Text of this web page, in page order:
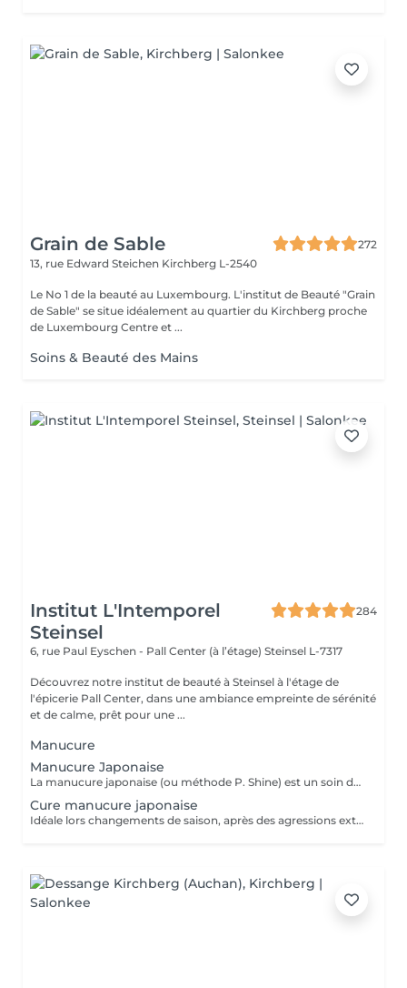
Grain de Sable
272
13, rue Edward Steichen Kirchberg L-2540
Le No 1 de la beauté au Luxembourg. L'institut de Beauté "Grain
de Sable" se situe idéalement au quartier du Kirchberg proche
de Luxembourg Centre et ...
Soins & Beauté des Mains
Institut L'Intemporel
Steinsel
284
6, rue Paul Eyschen - Pall Center (à l’étage) Steinsel L-7317
Découvrez notre institut de beauté à Steinsel à l'étage de
l'épicerie Pall Center, dans une ambiance empreinte de sérénité
et de calme, prêt pour une ...
Manucure
Manucure Japonaise
La manucure japonaise (ou méthode P. Shine) est un soin de beauté naturel et ancestral visant à renforcer, nourrir et faire briller les ongles sans vernis ni gel. En utilisant des produits naturels comme la cire d'abeille, des minéraux, et de la poudre de perle, elle rend les ongles sains, forts et brillants avec un effet miroir, idéal pour réparer les ongles abîmés (après gel ou semi-permanent, grossesse...). Convient aux ongles naturels fragiles, mous, cassants ou dédoublés, mais aussi simplement pour offrir une période de repos et de soin aux ongles.
Cure manucure japonaise
Idéale lors changements de saison, après des agressions extérieures / poses de semi permanent ou simplement pour retrouver des ongles naturels beaux et sains, la cure permet de : - renforcer les ongles - limiter la casse et le dédoublement - réhydrater la plaque de l'ongle - retrouver des ongles plus sains et résistants 5 manucures + 1 offerte